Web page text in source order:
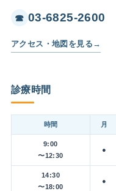
☎ 03-6825-2600
アクセス・地図を見る →
診療時間
時間 月
9:00
〜12:30
●
14:30
〜18:00
●